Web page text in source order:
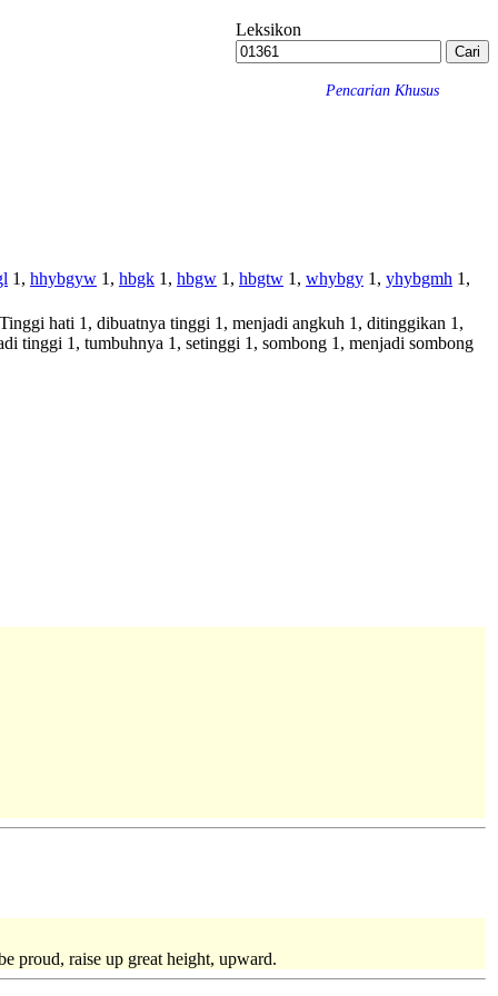
Leksikon
Pencarian Khusus
1, hhybgyw 1, hbgk 1, hbgw 1, hbgtw 1, whybgy 1, yhybgmh 1,
hati 1, dibuatnya tinggi 1, menjadi angkuh 1, ditinggikan 1,
tinggi 1, tumbuhnya 1, setinggi 1, sombong 1, menjadi sombong
proud, raise up great height, upward.